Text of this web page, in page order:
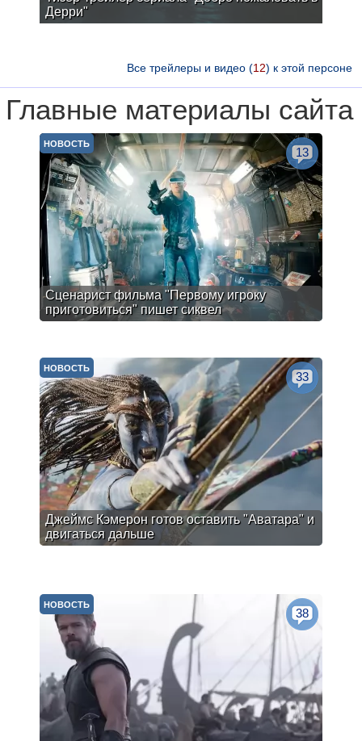
Дерри"
Все трейлеры и видео (12) к этой персоне
Главные материалы сайта
Сценарист фильма "Первому игроку
приготовиться" пишет сиквел
НОВОСТЬ
13
Джеймс Кэмерон готов оставить "Аватара" и
двигаться дальше
НОВОСТЬ
33
НОВОСТЬ
38